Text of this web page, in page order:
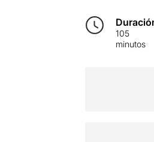
105
minutos